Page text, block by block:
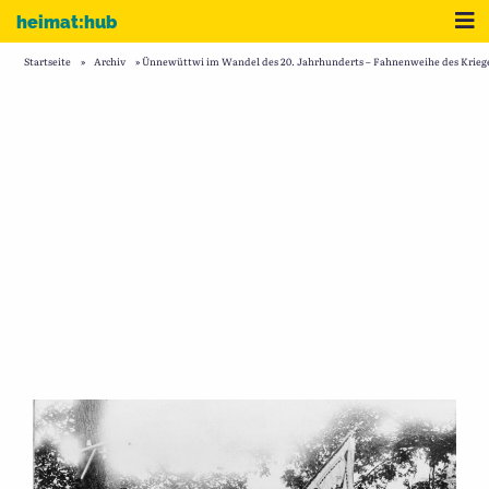
Zum Inhalt
heimat:hub
Startseite » Archiv »Ünnewüttwi im Wandel des 20. Jahrhunderts – Fahnenweihe des